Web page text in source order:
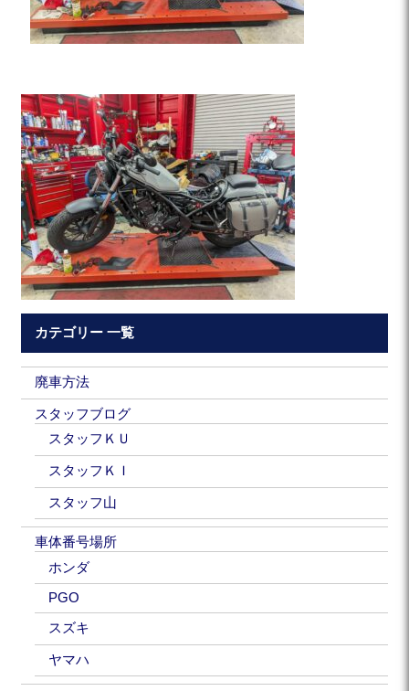
カテゴリー 一覧
廃車方法
スタッフブログ
スタッフＫＵ
スタッフＫＩ
スタッフ山
車体番号場所
ホンダ
PGO
スズキ
ヤマハ